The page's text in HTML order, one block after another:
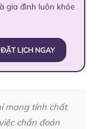
gia đình luôn khỏe
ĐẶT LỊCH NGAY
mang tính chất
chẩn đoán